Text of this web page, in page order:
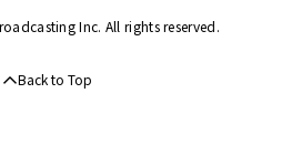
Inc. All rights reserved.
Back to Top